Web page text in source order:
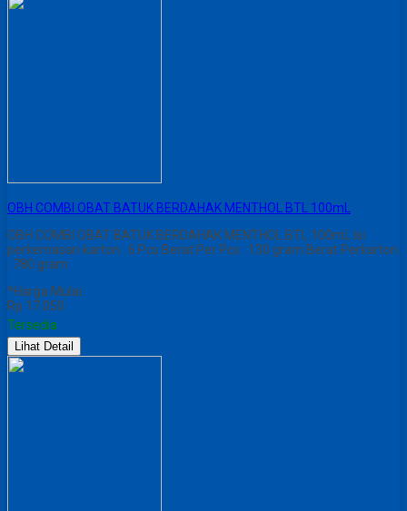
OBH COMBI OBAT BATUK BERDAHAK MENTHOL BTL 100mL
OBH COMBI OBAT BATUK BERDAHAK MENTHOL BTL 100mL Isi
perkemasan karton : 6 Pcs Berat Per Pcs : 130 gram Berat Perkarton
: 780 gram
*Harga Mulai
Rp 17.050
Tersedia
Lihat Detail